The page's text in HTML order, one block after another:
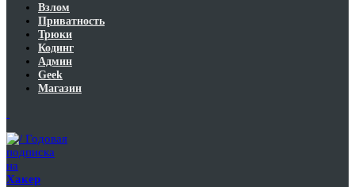
Взлом
Приватность
Трюки
Кодинг
Админ
Geek
Магазин
Годовая
подписка
на
Хакер